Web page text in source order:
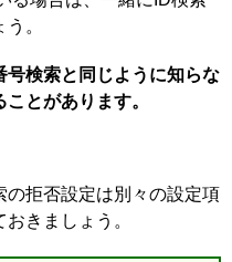
。
号検索と同じように知らな
とがあります。
の拒否設定は別々の設定項
きましょう。